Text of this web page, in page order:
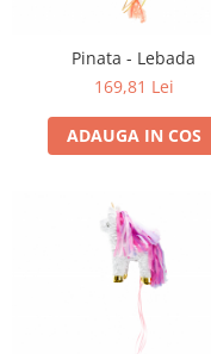
Pinata - Lebada
169,81 Lei
ADAUGA IN COS